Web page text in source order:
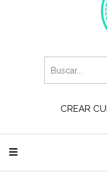
CREAR